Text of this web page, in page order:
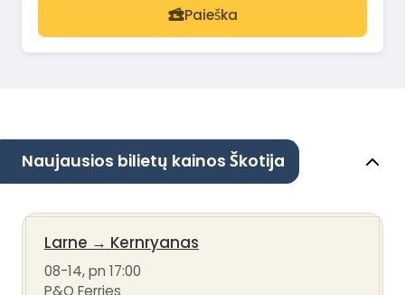
Paieška
Naujausios bilietų kainos Škotija
Larne → Kernryanas
08-14, pn 17:00
P&O Ferries